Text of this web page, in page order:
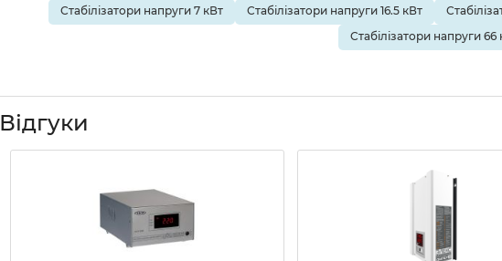
Стабілізатори напруги 7 кВт
Стабілізатори напруги 16.5 кВт
Стабілізатори напруги 66
Відгуки